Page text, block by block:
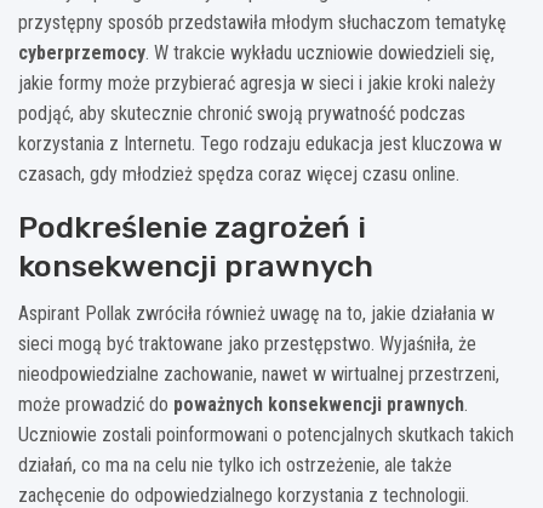
przystępny sposób przedstawiła młodym słuchaczom tematykę
cyberprzemocy. W trakcie wykładu uczniowie dowiedzieli się,
jakie formy może przybierać agresja w sieci i jakie kroki należy
podjąć, aby skutecznie chronić swoją prywatność podczas
korzystania z Internetu. Tego rodzaju edukacja jest kluczowa w
czasach, gdy młodzież spędza coraz więcej czasu online.
Podkreślenie zagrożeń i
konsekwencji prawnych
Aspirant Pollak zwróciła również uwagę na to, jakie działania w
sieci mogą być traktowane jako przestępstwo. Wyjaśniła, że
nieodpowiedzialne zachowanie, nawet w wirtualnej przestrzeni,
może prowadzić do poważnych konsekwencji prawnych.
Uczniowie zostali poinformowani o potencjalnych skutkach takich
działań, co ma na celu nie tylko ich ostrzeżenie, ale także
zachęcenie do odpowiedzialnego korzystania z technologii.